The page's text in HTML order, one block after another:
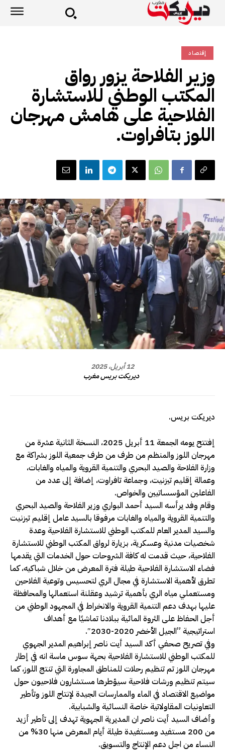
إقتصاد
وزير الفلاحة يزور رواق
المكتب الوطني للاستشارة
الفلاحية على هامش مهرجان
اللوز بتافراوت.
12 أبريل، 2025
ديريكت بريس مغرب
ديريكت بريس.
إفتتح يومه الجمعة 11 أبريل 2025، النسخة الثانية عشرة من
مهرجان اللوز والمنظم من طرف من طرف جمعية اللوز بشراكة مع
وزارة الفلاحة والصيد البحري والتنمية القروية والمياه والغابات،
وعمالة إقليم تيزنيت، وجماعة تافراوت، إضافة إلى عدد من
الفاعلين المؤسساتيين والخواص.
وقام وفد يرأسه السيد أحمد البواري وزير الفلاحة والصيد البحري
والتنمية القروية والمياه والغابات مرفوقا بالسيد عامل إقليم تيزنيت
والسيد المدير العام للمكتب الوطني للاستشارة الفلاحية وعدة
شخصيات مدنية وعسكرية، بزيارة لرواق المكتب الوطني للاستشارة
الفلاحية، حيث قدمت له كافة الشروحات حول الخدمات التي يقدمها
فضاء الاستشارة الفلاحية طيلة فترة المعرض من خلال شباكيه، كما
تطرق لأهمية ﺍﻻﺳﺘﺸﺎﺭﺓ ﻓﻲ ﻣﺠﺎﻝ ﺍﻟﺮﻱ ﻟﺘﺤﺴﻴﺲ ﻭﺗﻮﻋﻴﺔ ﺍﻟﻔﻼﺣﻴﻦ
ﻭﻣﺴﺘﻌﻤﻠﻲ ﻣﻴﺎﻩ ﺍﻟﺮﻱ ﺑﺄﻫﻤﻴﺔ ﺗﺮﺷﻴﺪ ﻭﻋﻘﻠﻨﺔ ﺍﺳﺘﻌﻤﺎﻟﻬﺎ ﻭﺍﻟﻤﺤﺎﻓﻈﺔ
عليها ﺑﻬﺪﻑ ﺩﻋﻢ ﺍﻟﺘﻨﻤﻴﺔ ﺍﻟﻘﺮﻭﻳﺔ ﻭﺍﻻﻧﺨﺮﺍﻁ ﻓﻲ ﺍﻟﻤﺠﻬﻮﺩ ﺍﻟﻮﻃﻨﻲ ﻣﻦ
ﺃﺟﻞ ﺍﻟﺤﻔﺎﻅ ﻋﻠﻰ ﺍﻟﺜﺮﻭﺓ ﺍﻟﻤﺎﺋﻴﺔ ﺑﺒﻼﺩﻧﺎ ﺗﻤﺎﺷﻴًﺎ ﻣﻊ ﺃﻫﺪﺍﻑ
ﺍﺳﺘﺮﺍﺗﻴﺠﻴﺔ ”ﺍﻟﺠﻴﻞ ﺍﻷﺧﻀﺮ 2020-2030″.
وفي تصريح صحفي أكد السيد أيت ناصر إبراهيم المدير الجهوي
للمكتب الوطني للاستشارة الفلاحية بحهة سوس ماسة انه في إطار
مهرجان اللوز تم تنظيم رحلات للمناطق المجاورة التي تنتج اللوز، كما
سيتم تنظيم ورشات فلاحية سيؤطرها مستشارون فلاحيون حول
مواضيع الاقتصاد في الماء والممارسات الجيدة لإنتاج اللوز وتأطير
التعاونيات المقاولاتية خاصة النسائية والشبابية.
وأضاف السيد أيت ناصر ان المديرية الجهوية تهدف إلى تأطير أزيد
من 200 مستفيد ومستفيدة طيلة أيام المعرض منها 30% من
النساء من اجل دعم الإنتاج والتسويق.